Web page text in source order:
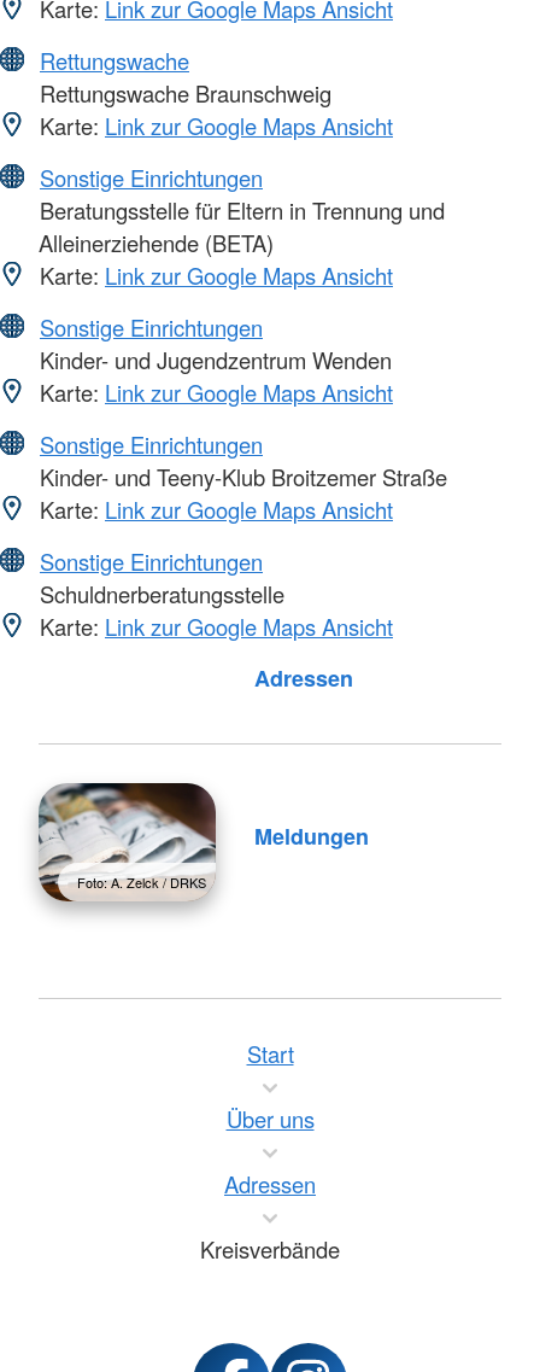
Karte: Link zur Google Maps Ansicht
Rettungswache
Rettungswache Braunschweig
Karte: Link zur Google Maps Ansicht
Sonstige Einrichtungen
Beratungsstelle für Eltern in Trennung und
Alleinerziehende (BETA)
Karte: Link zur Google Maps Ansicht
Sonstige Einrichtungen
Kinder- und Jugendzentrum Wenden
Karte: Link zur Google Maps Ansicht
Sonstige Einrichtungen
Kinder- und Teeny-Klub Broitzemer Straße
Karte: Link zur Google Maps Ansicht
Sonstige Einrichtungen
Schuldnerberatungsstelle
Karte: Link zur Google Maps Ansicht
Adressen
Foto: A. Zelck / DRKS
Meldungen
Start
Über uns
Adressen
Kreisverbände